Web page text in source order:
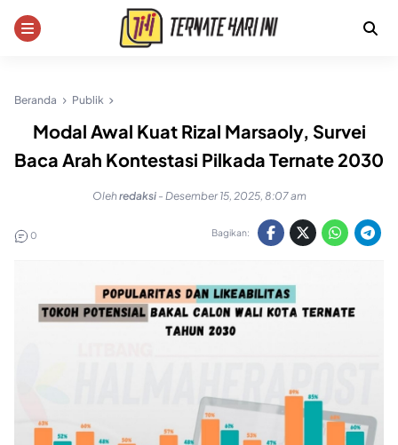
Beranda Publik
Modal Awal Kuat Rizal Marsaoly, Survei
Baca Arah Kontestasi Pilkada Ternate 2030
Olehredaksi - Desember 15, 2025, 8:07 am
0 Bagikan: